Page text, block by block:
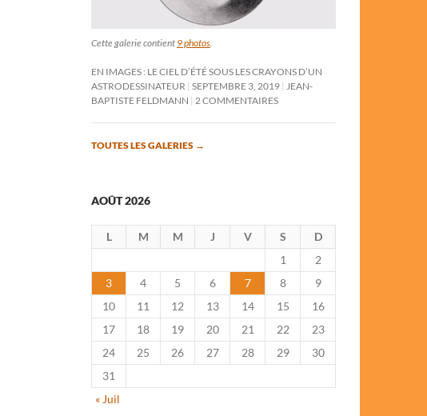
Cette galerie contient 9 photos
EN IMAGES : LE CIEL D’ÉTÉ SOUS LES CRAYONS D’UN
ASTRODESSINATEUR SEPTEMBRE 3, 2019
JEAN-
BAPTISTE FELDMANN
2 COMMENTAIRES
TOUTES LES GALERIES →
AOÛT 2026
L M M J V S
D
1
2
3
4 5 6 7 8
9
10
11 12 13 14 15
16
17
18 19 20 21 22
23
24
25 26 27 28 29
30
31
« Juil